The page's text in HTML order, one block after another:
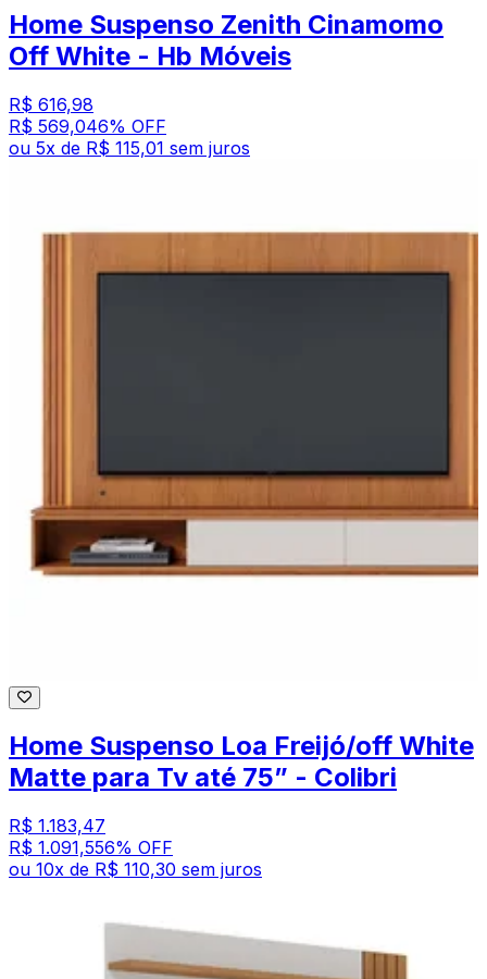
Home Suspenso Zenith Cinamomo
Off White - Hb Móveis
R$ 616,98
R$ 569,046% OFF
ou 5x de R$ 115,01 sem juros
Home Suspenso Loa Freijó/off White
Matte para Tv até 75” - Colibri
R$ 1.183,47
R$ 1.091,556% OFF
ou 10x de R$ 110,30 sem juros